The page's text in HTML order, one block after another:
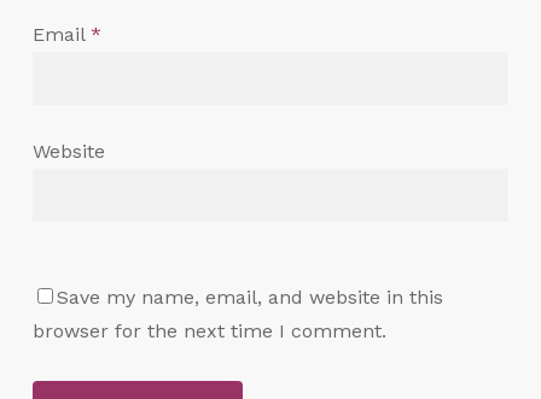
Email *
Website
Save my name, email, and website in this
browser for the next time I comment.